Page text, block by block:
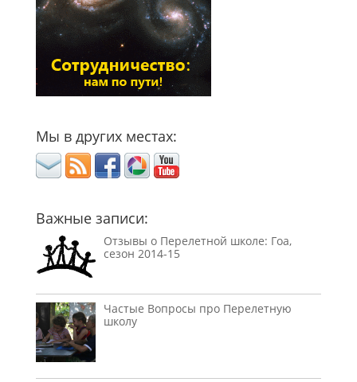
Мы в других местах:
Важные записи:
Отзывы о Перелетной школе: Гоа,
сезон 2014-15
Частые Вопросы про Перелетную
школу